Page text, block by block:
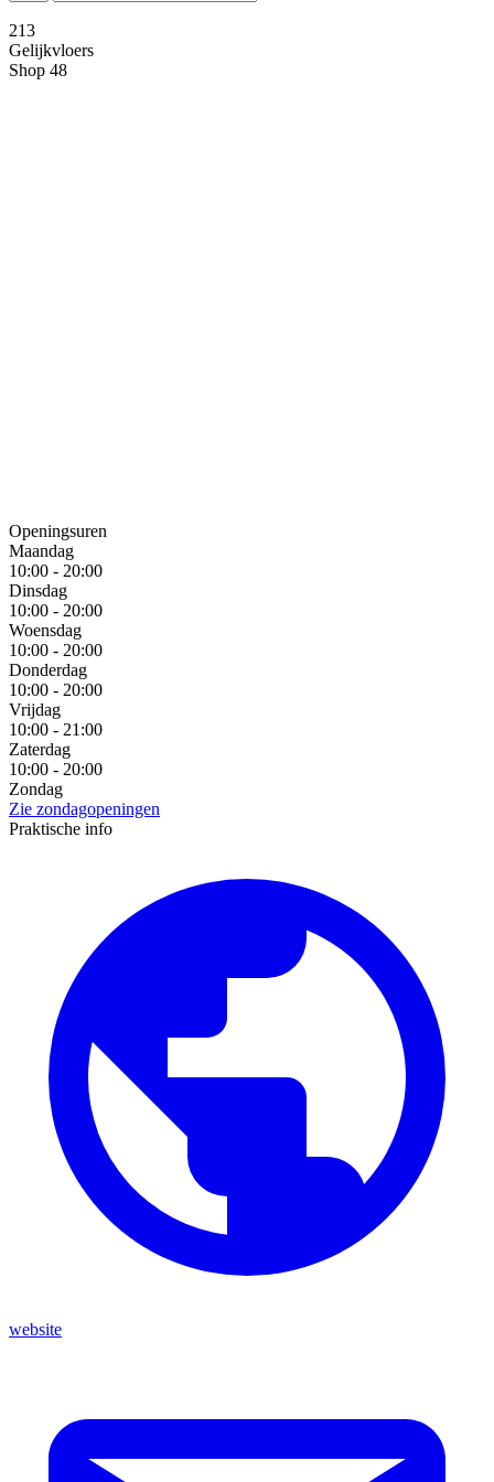
213
Gelijkvloers
Shop 48
Openingsuren
Maandag
10:00 - 20:00
Dinsdag
10:00 - 20:00
Woensdag
10:00 - 20:00
Donderdag
10:00 - 20:00
Vrijdag
10:00 - 21:00
Zaterdag
10:00 - 20:00
Zondag
Zie zondagopeningen
Praktische info
website